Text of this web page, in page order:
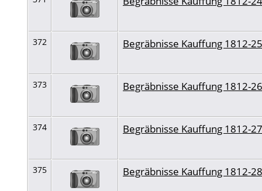
372 Begräbnisse Kauffung 1812-25
373 Begräbnisse Kauffung 1812-26
374 Begräbnisse Kauffung 1812-27
375 Begräbnisse Kauffung 1812-28